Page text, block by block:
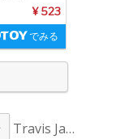
¥ 523
でみる
Travis Jap...